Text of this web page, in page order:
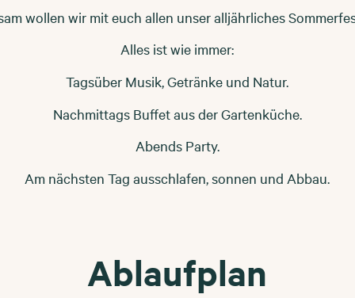
wollen wir mit euch allen unser alljährliches
Alles ist wie immer:
Tagsüber Musik, Getränke und Natur.
Nachmittags Buffet aus der Gartenküche.
Abends Party.
Am nächsten Tag ausschlafen, sonnen und Abbau.
Ablaufplan